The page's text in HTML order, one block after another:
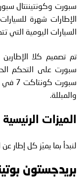
الإطارات شهرة
السيارات اليومية التي
تم تصميم كلا الإطارين
سبورت على التحكم
والمبللة.
الميزات
لنبدأ بما يميّز كل إطار عن
بريدجستون